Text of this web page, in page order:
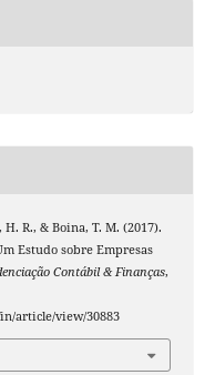
R., & Boina, T. M. (2017).
Estudo sobre Empresas
Contábil & Finanças,
article/view/30883